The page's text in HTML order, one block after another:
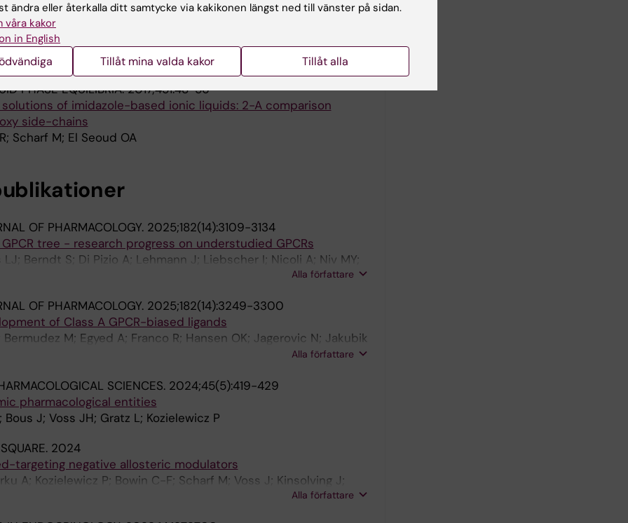
2019;96(6):851-861
to Distinct G Protein-Coupled Receptor Conformations
with Agonist Efficacy
M; Baker JG; Kolb P
PHASE EQUILIBRIA.2017;451:48-56
of imidazole-based ionic liquids: 2-A comparison
side-chains
Scharf M; El Seoud OA
OF PHARMACOLOGY. 2025;182(14):3109-3134
tree - research progress on understudied GPCRs
Berndt S; Di Pizio A; Lehmann J; Liebscher I; Nicoli A; Niv MY;
Alla författare
OF PHARMACOLOGY. 2025;182(14):3249-3300
of Class A GPCR-biased ligands
M; Egyed A; Franco R; Hansen OK; Jagerovic N; Jakubik
Kozielewicz P; Larsen O; Majellaro M; Mallo-Abreu A; Navarro G;
Alla författare
SCIENCES. 2024;45(5):419-429
pharmacological entities
J; Voss JH; Gratz L; Kozielewicz P
2024
targeting negative allosteric modulators
A; Kozielewicz P; Bowin C-F; Scharf M; Voss J; Kinsolving J;
N; Koolmeister T; Körber M; Lauschke V; Löber S; Gmeiner P
Alla författare
ändra eller återkalla ditt samtycke via kakikonen längst ned till vänster på sidan.
våra kakor
in English
Tillåt mina valda kakor Tillåt alla